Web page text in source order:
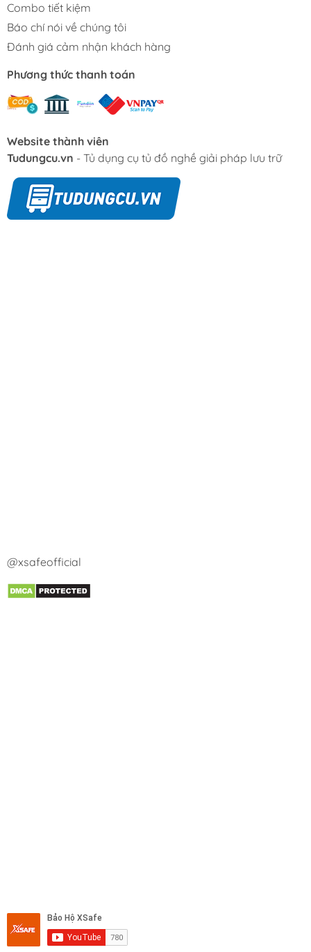
Combo tiết kiệm
Báo chí nói về chúng tôi
Đánh giá cảm nhận khách hàng
Phương thức thanh toán
Website thành viên
Tudungcu.vn - Tủ dụng cụ tủ đồ nghề giải pháp lưu trữ
@xsafeofficial